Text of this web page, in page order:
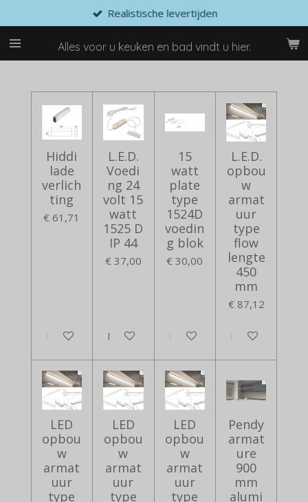
direct
naar
de
Alles voor u keuken en bad vindt u hier.
Realistische levertijden
Hiddi
lade
verlich
ting
€ 61,71
In winkelwagen
L.E.D.
Voedi
ng 24
volt 15
watt
1525 D
IP 44
€ 37,00
In winkelwagen
15
watt
plate
type
1524D
voedin
g blok
€ 30,00
In winkelwagen
L.E.D.
opbou
w
armat
uur
type
flow
lengte
450
mm
€ 87,12
In winkelwagen
LED
opbou
w
armat
uur
type
LED
opbou
w
armat
uur
type
LED
opbou
w
armat
uur
type
Pendy
armat
ure
900
mm
alumi